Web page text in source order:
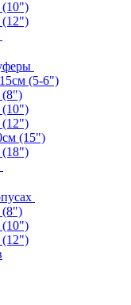
(10")
(12")
(5-6")
(8")
(10")
(12")
(15")
(18")
(8")
(10")
(12")